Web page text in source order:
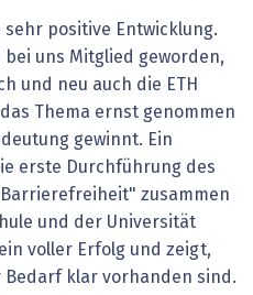
positive Entwicklung.
uns Mitglied geworden,
und neu auch die ETH
Thema ernst genommen
gewinnt. Ein
erste Durchführung des
zusammen
und der Universität
voller Erfolg und zeigt,
klar vorhanden sind.